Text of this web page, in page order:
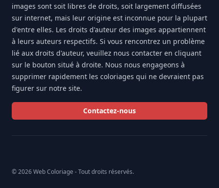
images sont soit libres de droits, soit largement diffusées
sur internet, mais leur origine est inconnue pour la plupart
d'entre elles. Les droits d'auteur des images appartiennent
à leurs auteurs respectifs. Si vous rencontrez un problème
lié aux droits d'auteur, veuillez nous contacter en cliquant
sur le bouton situé à droite. Nous nous engageons à
supprimer rapidement les coloriages qui ne devraient pas
figurer sur notre site.
Contactez-nous
© 2026 Web Coloriage - Tout droits réservés.